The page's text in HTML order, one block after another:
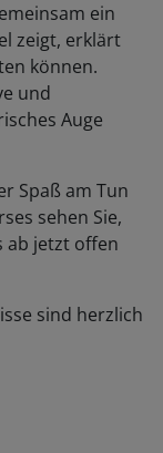
ein
zeigt, erklärt
können.
und
Auge
Spaß am Tun
sehen Sie,
ab jetzt offen
sind herzlich